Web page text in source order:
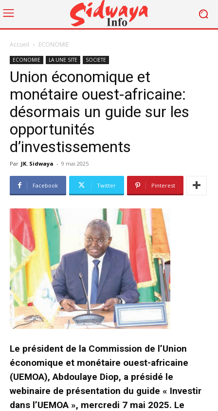
Accueil ECONOMIE
ECONOMIE LA UNE SITE SOCIETE
Union économique et
monétaire ouest-africaine:
désormais un guide sur les
opportunités
d’investissements
Par JK. Sidwaya - 9 mai 2025
Facebook Twitter Pinterest
Le président de la Commission de l’Union
économique et monétaire ouest-africaine
(UEMOA), Abdoulaye Diop, a présidé le
webinaire de présentation du guide « Investir
dans l’UEMOA », mercredi 7 mai 2025. Le